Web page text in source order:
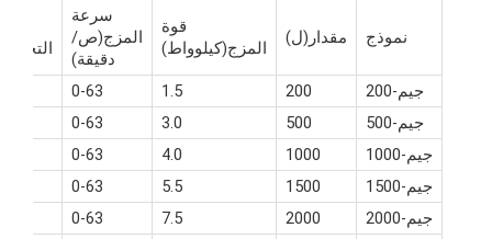
نموذج مقدار(ل)
المزج(كيلوواط)
سرعة
المزج(ص/
دقيقة)
جيم-200
0-63
جيم-500
0-63
جيم-1000
1000
0-63
جيم-1500
1500
0-63
جيم-2000
2000
0-63